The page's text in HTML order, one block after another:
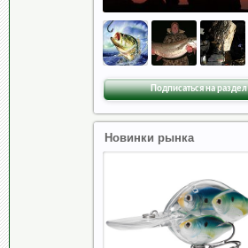
Подписаться на раздел
Новинки рынка